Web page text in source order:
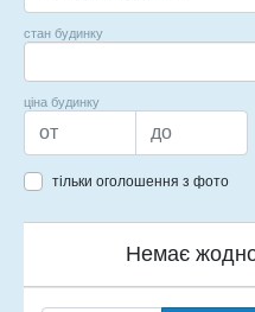
стан будинку
ціна будинку
тільки оголошення з фото
Немає